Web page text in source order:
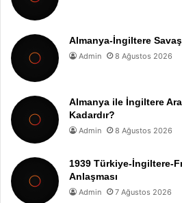
Almanya-İngiltere
Admin 8 Ağustos 2026
Almanya ile İngiltere
Kadardır?
Admin 8 Ağustos 2026
1939 Türkiye-İngiltere-
Anlaşması
Admin 7 Ağustos 2026